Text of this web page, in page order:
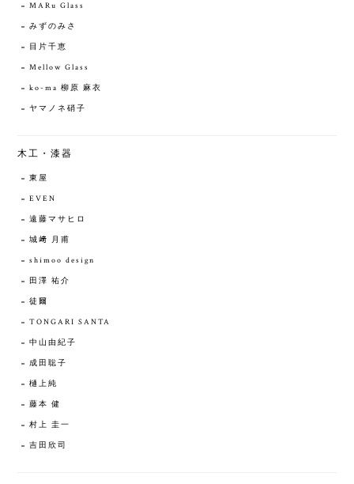
MARu Glass
みずのみさ
目片千恵
Mellow Glass
ko-ma 柳原 麻衣
ヤマノネ硝子
木工・漆器
東屋
EVEN
遠藤マサヒロ
城﨑 月甫
shimoo design
田澤 祐介
徒爾
TONGARI SANTA
中山由紀子
成田聡子
樋上純
藤本 健
村上 圭一
吉田欣司